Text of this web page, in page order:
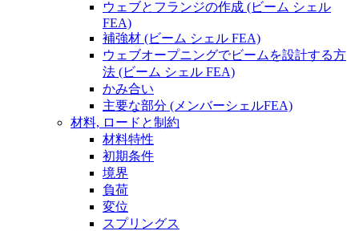
ウェブとフランジの作成 (ビーム シェル
FEA)
補強材 (ビーム シェル FEA)
ウェブオープニングでビームを設計する方
法 (ビーム シェル FEA)
かみ合い
主要な部分 (メンバーシェルFEA)
材料, ロードと制約
材料特性
初期条件
境界
負荷
変位
スプリングス